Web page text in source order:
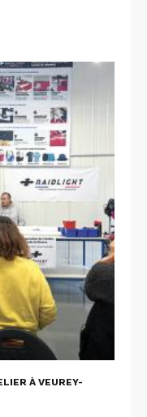
À VEUREY-